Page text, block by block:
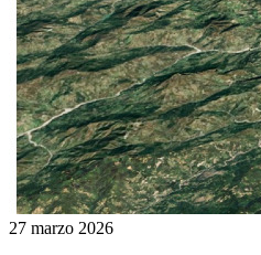
27 marzo 2026